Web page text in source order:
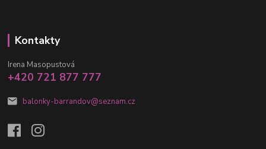
Kontakty
Irena Masopustová
+420 721 877 777
balonky-barrandov@seznam.cz